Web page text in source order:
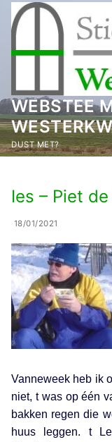
naar
inhoud
WEBSTEE
DUST MET?
Ies – Piet
18/01/2021
Vanneweek heb ik
niet, t was op één
bakken regen die
huus leggen. t